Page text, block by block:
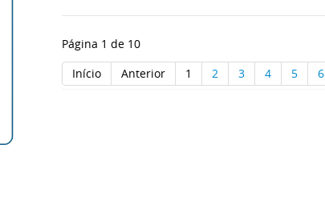
Página 1 de 10
Início
Anterior 1 2 3 4 5 6